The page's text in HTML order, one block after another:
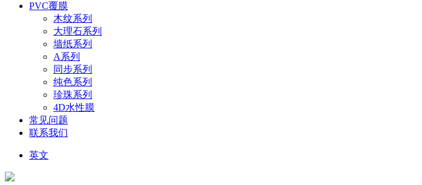
PVC覆膜
木纹系列
大理石系列
墙纸系列
A系列
同步系列
纯色系列
珍珠系列
4D水性膜
常见问题
联系我们
英文